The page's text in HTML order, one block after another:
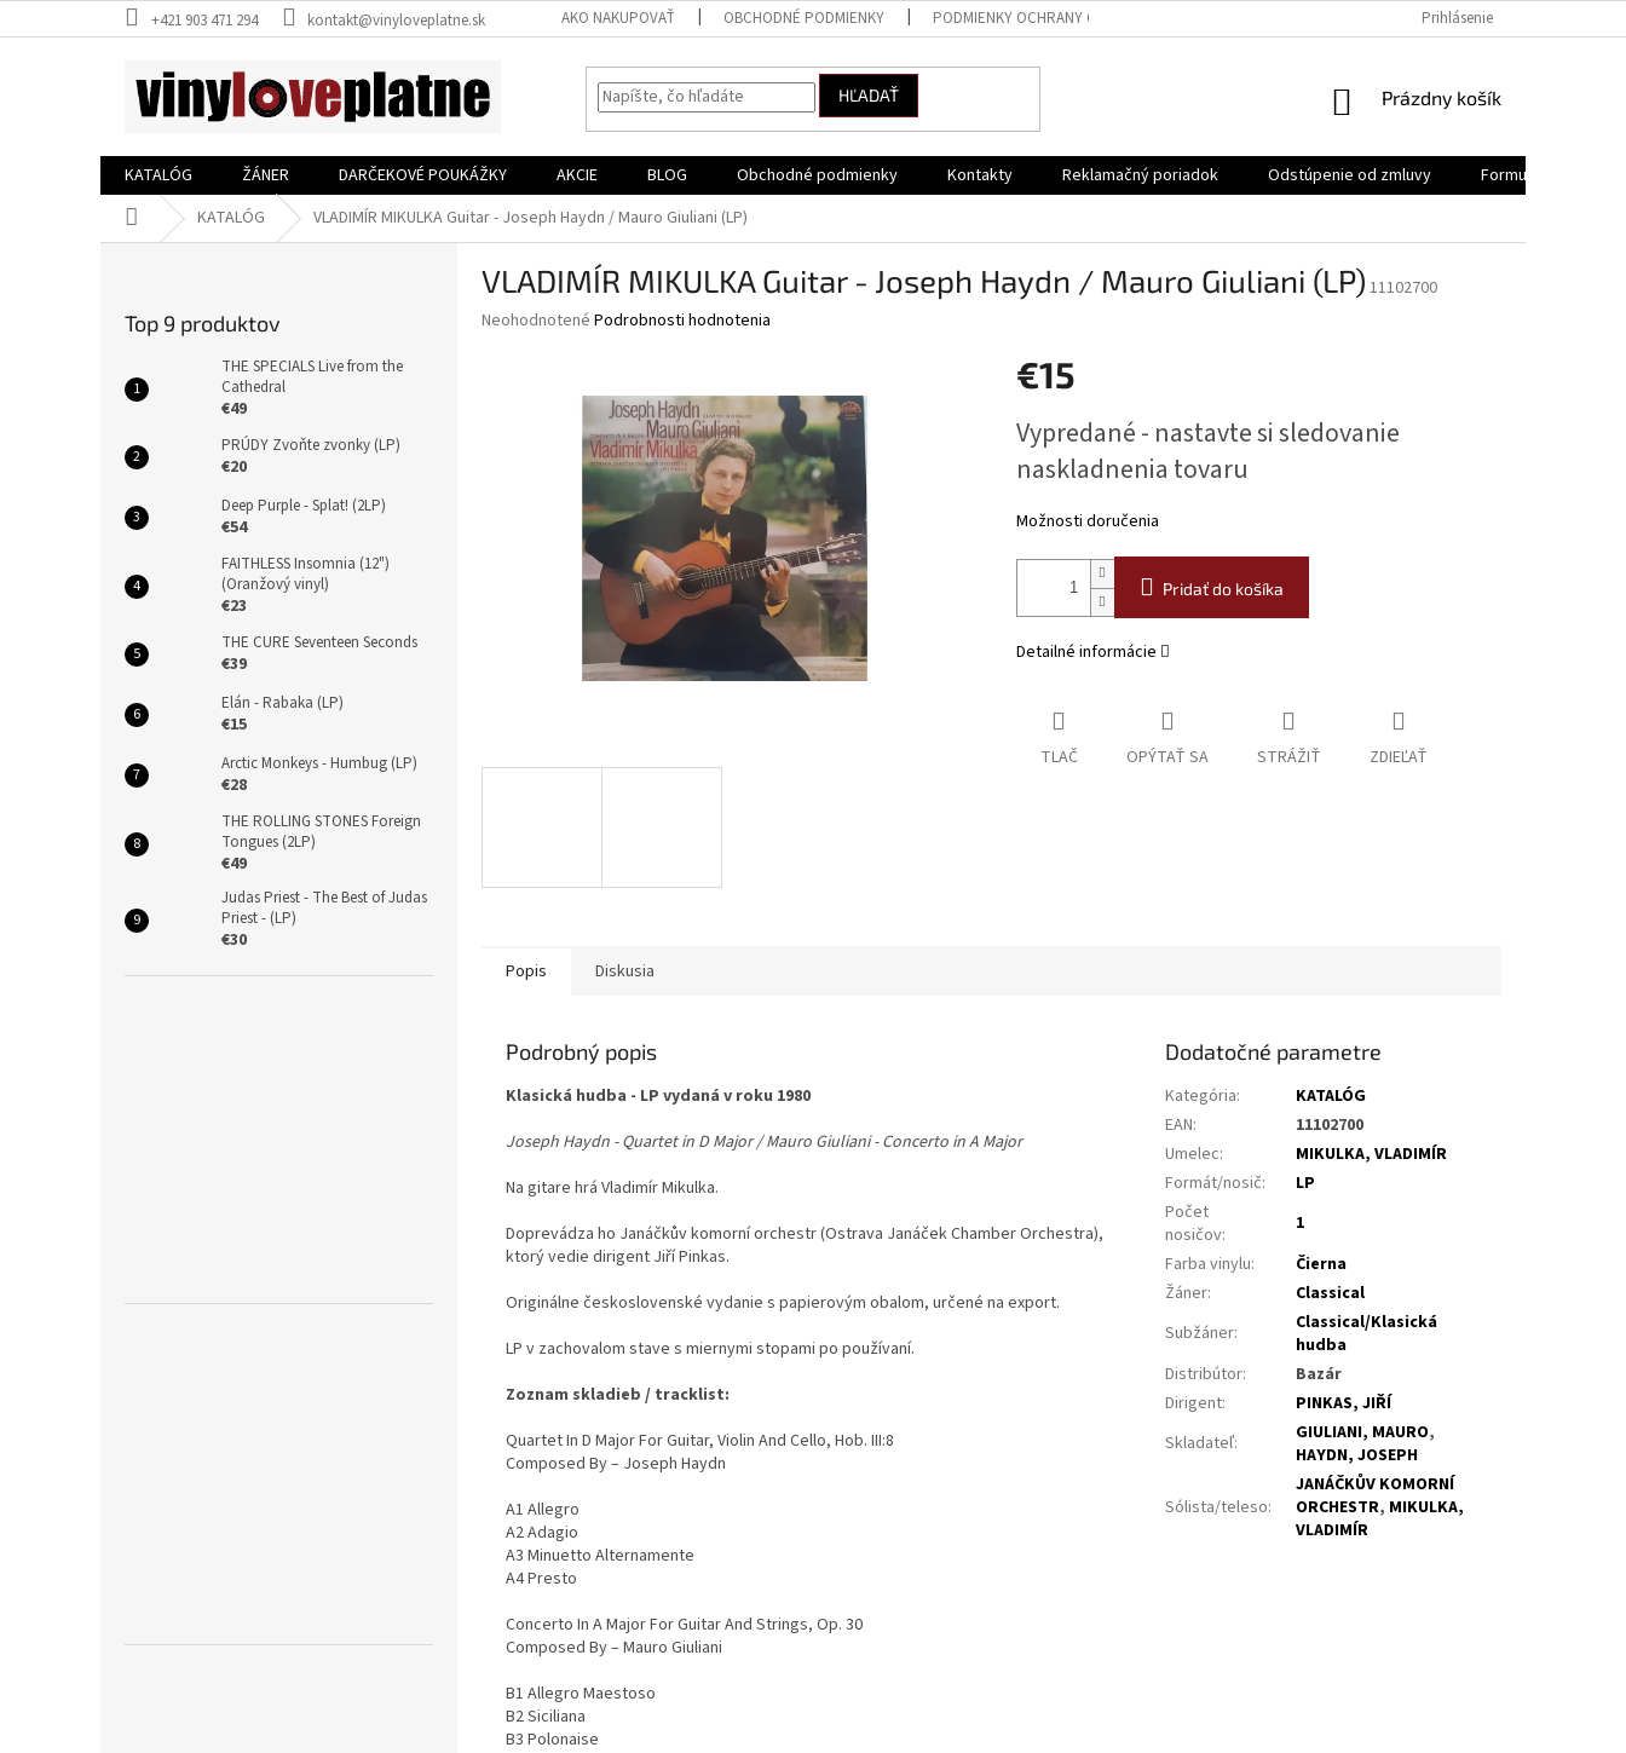
na
+421 903 471 294 kontakt@vinyloveplatne.sk AKO NAKUPOVAŤ OBCHODNÉ PODMIENKY PODMIENKY OCHRANY OSOBNÝCH ÚDAJOV REKLAMAČNÝ PORIADOK FORMULÁR NA
Prihlásenie
HĽADAŤ
NÁKUPNÝ
Prázdny košík
KATALÓG ŽÁNER DARČEKOVÉ POUKÁŽKY AKCIE BLOG Obchodné podmienky Kontakty Reklamačný poriadok Odstúpenie od zmluvy
Formulár na
DomovKATALÓG VLADIMÍR MIKULKA Guitar - Joseph Haydn / Mauro Giuliani (LP)
Top 9 produktov
THE SPECIALS Live from the
Cathedral
€49
PRÚDY Zvoňte zvonky (LP)
€20
Deep Purple - Splat! (2LP)
€54
FAITHLESS Insomnia (12")
(Oranžový vinyl)
€23
THE CURE Seventeen Seconds
€39
Elán - Rabaka (LP)
€15
Arctic Monkeys - Humbug (LP)
€28
THE ROLLING STONES Foreign
Tongues (2LP)
€49
Judas Priest - The Best of Judas
Priest - (LP)
€30
VLADIMÍR MIKULKA Guitar - Joseph Haydn / Mauro Giuliani (LP) 11102700
Priemerné
Neohodnotené Podrobnosti hodnotenia
€15
cena:
Vypredané - nastavte si sledovanie
naskladnenia tovaru
Možnosti doručenia
Pridať do košíka
Detailné informácie
TLAČ OPÝTAŤ SA STRÁŽIŤ ZDIEĽAŤ
Popis Diskusia
Podrobný popis
Klasická hudba - LP vydaná v roku 1980
Joseph Haydn - Quartet in D Major / Mauro Giuliani - Concerto in A Major
Na gitare hrá Vladimír Mikulka.
Doprevádza ho Janáčkův komorní orchestr (Ostrava Janáček Chamber Orchestra),
ktorý vedie dirigent Jiří Pinkas.
Originálne československé vydanie s papierovým obalom, určené na export.
LP v zachovalom stave s miernymi stopami po používaní.
Zoznam skladieb / tracklist:
Quartet In D Major For Guitar, Violin And Cello, Hob. III:8
Composed By – Joseph Haydn
A1 Allegro
A2 Adagio
A3 Minuetto Alternamente
A4 Presto
Concerto In A Major For Guitar And Strings, Op. 30
Composed By – Mauro Giuliani
B1 Allegro Maestoso
B2 Siciliana
B3 Polonaise
Dodatočné parametre
Kategória:
KATALÓG
EAN:
11102700
Umelec:
MIKULKA, VLADIMÍR
Formát/nosič:
LP
Počet
nosičov:
1
Farba vinylu:
Čierna
Žáner:
Classical
Subžáner:
Classical/Klasická
hudba
Distribútor:
Bazár
Dirigent:
PINKAS, JIŘÍ
Skladateľ: GIULIANI, MAURO,
HAYDN, JOSEPH
Sólista/teleso:
JANÁČKŮV KOMORNÍ
ORCHESTR, MIKULKA,
VLADIMÍR